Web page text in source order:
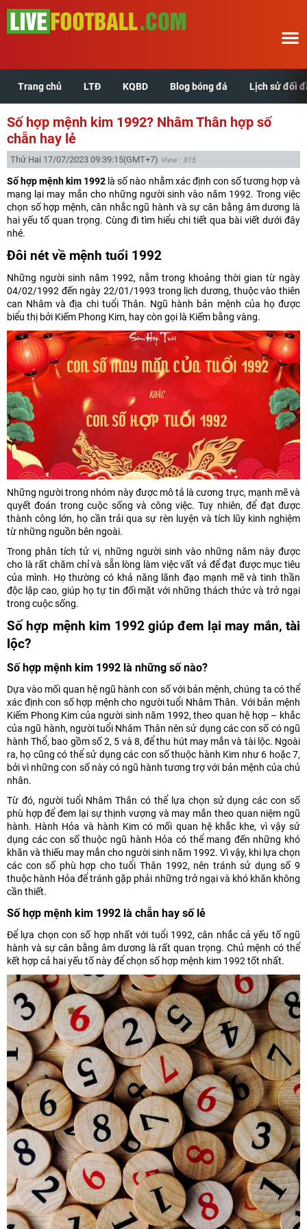
Trang chủ LTĐ KQBD Blog bóng đá Lịch sử đối
Số hợp mệnh kim 1992? Nhâm Thân hợp số
chẵn hay lẻ
Thứ Hai 17/07/2023 09:39:15(GMT+7) View : 815
Số hợp mệnh kim 1992 là số nào nhằm xác định con số tương hợp và
mang lại may mắn cho những người sinh vào năm 1992. Trong việc
chọn số hợp mệnh, cân nhắc ngũ hành và sự cân bằng âm dương là
hai yếu tố quan trọng. Cùng đi tìm hiểu chi tiết qua bài viết dưới đây
nhé.
Đôi nét về mệnh tuổi 1992
Những người sinh năm 1992, nằm trong khoảng thời gian từ ngày
04/02/1992 đến ngày 22/01/1993 trong lịch dương, thuộc vào thiên
can Nhâm và địa chi tuổi Thân. Ngũ hành bản mệnh của họ được
biểu thị bởi Kiếm Phong Kim, hay còn gọi là Kiếm bằng vàng.
Những người trong nhóm này được mô tả là cương trực, mạnh mẽ và
quyết đoán trong cuộc sống và công việc. Tuy nhiên, để đạt được
thành công lớn, họ cần trải qua sự rèn luyện và tích lũy kinh nghiệm
từ những nguồn bên ngoài.
Trong phân tích tử vi, những người sinh vào những năm này được
cho là rất chăm chỉ và sẵn lòng làm việc vất vả để đạt được mục tiêu
của mình. Họ thường có khả năng lãnh đạo mạnh mẽ và tinh thần
độc lập cao, giúp họ tự tin đối mặt với những thách thức và trở ngại
trong cuộc sống.
Số hợp mệnh kim 1992 giúp đem lại may mắn, tài
lộc?
Số hợp mệnh kim 1992 là những số nào?
Dựa vào mối quan hệ ngũ hành con số với bản mệnh, chúng ta có thể
xác định con số hợp mệnh cho người tuổi Nhâm Thân. Với bản mệnh
Kiếm Phong Kim của người sinh năm 1992, theo quan hệ hợp – khắc
của ngũ hành, người tuổi Nhâm Thân nên sử dụng các con số có ngũ
hành Thổ, bao gồm số 2, 5 và 8, để thu hút may mắn và tài lộc. Ngoài
ra, họ cũng có thể sử dụng các con số thuộc hành Kim như 6 hoặc 7,
bởi vì những con số này có ngũ hành tương trợ với bản mệnh của chủ
nhân.
Từ đó, người tuổi Nhâm Thân có thể lựa chọn sử dụng các con số
phù hợp để đem lại sự thịnh vượng và may mắn theo quan niệm ngũ
hành. Hành Hỏa và hành Kim có mối quan hệ khắc khe, vì vậy sử
dụng các con số thuộc ngũ hành Hỏa có thể mang đến những khó
khăn và thiếu may mắn cho người sinh năm 1992. Vì vậy, khi lựa chọn
các con số phù hợp cho tuổi Thân 1992, nên tránh sử dụng số 9
thuộc hành Hỏa để tránh gặp phải những trở ngại và khó khăn không
cần thiết.
Số hợp mệnh kim 1992 là chẵn hay số lẻ
Để lựa chọn con số hợp nhất với tuổi 1992, cân nhắc cả yếu tố ngũ
hành và sự cân bằng âm dương là rất quan trọng. Chủ mệnh có thể
kết hợp cả hai yếu tố này để chọn số hợp mệnh kim 1992 tốt nhất.
Trang chủ
LTĐ
KQBD
Blog bóng đá
Lịch sử đối đầu